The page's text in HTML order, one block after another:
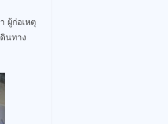
ผู้ก่อเหตุ
นทาง